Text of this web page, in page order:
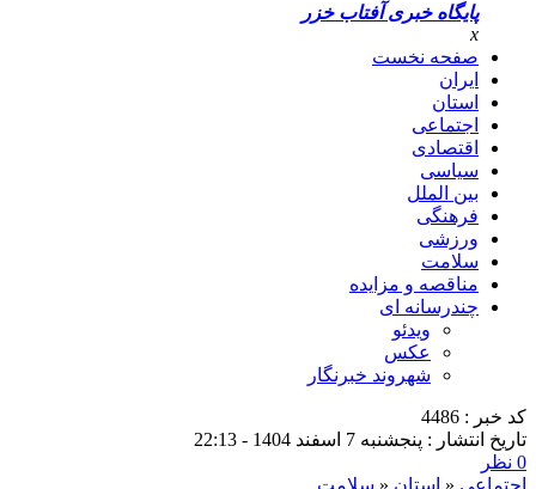
پایگاه خبری آفتاب خزر
x
صفحه نخست
ایران
استان
اجتماعی
اقتصادی
سیاسی
بین الملل
فرهنگی
ورزشی
سلامت
مناقصه و مزایده
چندرسانه ای
ویدئو
عکس
شهروند خبرنگار
کد خبر : 4486
تاریخ انتشار : پنجشنبه 7 اسفند 1404 - 22:13
0 نظر
اجتماعی « استان « سلامت